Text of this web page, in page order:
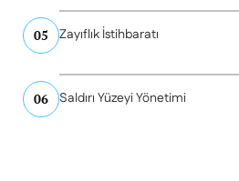
05 Zayıflık İstihbaratı
06 Saldırı Yüzeyi Yönetimi